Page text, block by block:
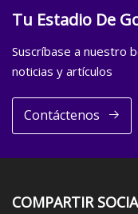
Tu Estadio De
Suscríbase a nuestro
noticias y artículos
Contáctenos
COMPARTIR